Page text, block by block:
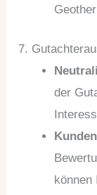
7.
der
können